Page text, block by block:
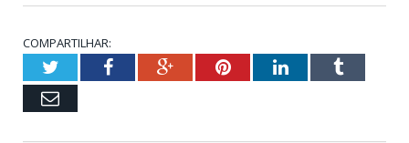
COMPARTILHAR:
TwitterFacebookGoogle+PinterestLinkedInTumblr
Email